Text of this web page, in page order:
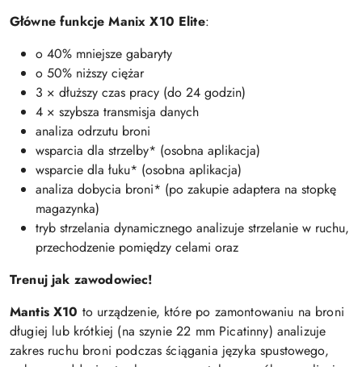
Główne funkcje Manix X10 Elite:
o 40% mniejsze gabaryty
o 50% niższy ciężar
3 × dłuższy czas pracy (do 24 godzin)
4 × szybsza transmisja danych
analiza odrzutu broni
wsparcia dla strzelby* (osobna aplikacja)
wsparcie dla łuku* (osobna aplikacja)
analiza dobycia broni* (po zakupie adaptera na stopkę
magazynka)
tryb strzelania dynamicznego analizuje strzelanie w ruchu,
przechodzenie pomiędzy celami oraz
Trenuj jak zawodowiec!
Mantis X10 to urządzenie, które po zamontowaniu na broni
długiej lub krótkiej (na szynie 22 mm Picatinny) analizuje
zakres ruchu broni podczas ściągania języka spustowego,